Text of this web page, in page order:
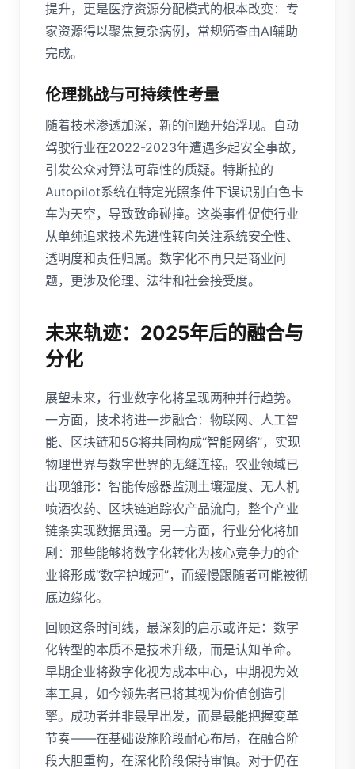
提升，更是医疗资源分配模式的根本改变：专
家资源得以聚焦复杂病例，常规筛查由AI辅助
完成。
伦理挑战与可持续性考量
随着技术渗透加深，新的问题开始浮现。自动
驾驶行业在2022-2023年遭遇多起安全事故，
引发公众对算法可靠性的质疑。特斯拉的
Autopilot系统在特定光照条件下误识别白色卡
车为天空，导致致命碰撞。这类事件促使行业
从单纯追求技术先进性转向关注系统安全性、
透明度和责任归属。数字化不再只是商业问
题，更涉及伦理、法律和社会接受度。
未来轨迹：2025年后的融合与
分化
展望未来，行业数字化将呈现两种并行趋势。
一方面，技术将进一步融合：物联网、人工智
能、区块链和5G将共同构成“智能网络”，实现
物理世界与数字世界的无缝连接。农业领域已
出现雏形：智能传感器监测土壤湿度、无人机
喷洒农药、区块链追踪农产品流向，整个产业
链条实现数据贯通。另一方面，行业分化将加
剧：那些能够将数字化转化为核心竞争力的企
业将形成“数字护城河”，而缓慢跟随者可能被彻
底边缘化。
回顾这条时间线，最深刻的启示或许是：数字
化转型的本质不是技术升级，而是认知革命。
早期企业将数字化视为成本中心，中期视为效
率工具，如今领先者已将其视为价值创造引
擎。成功者并非最早出发，而是最能把握变革
节奏——在基础设施阶段耐心布局，在融合阶
段大胆重构，在深化阶段保持审慎。对于仍在